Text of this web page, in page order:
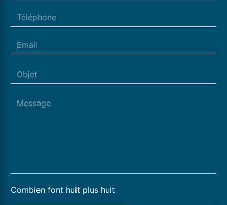
Combien font huit plus huit